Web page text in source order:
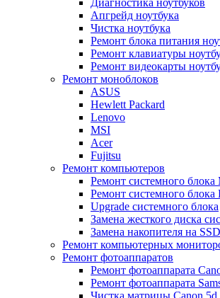
Диагностика ноутбуков
Апгрейд ноутбука
Чистка ноутбука
Ремонт блока питания
Ремонт клавиатуры
Ремонт видеокарты
Ремонт моноблоков
ASUS
Hewlett Packard
Lenovo
MSI
Acer
Fujitsu
Ремонт компьютеров
Ремонт системного блока
Ремонт системного блока
Upgrade системного блока
Замена жесткого диска
Замена накопителя на SSD
Ремонт компьютерных
Ремонт фотоаппаратов
Ремонт фотоаппарата
Ремонт фотоаппарата
Чистка матрицы Canon 5d